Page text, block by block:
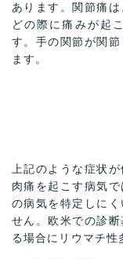
あります。関節痛
どの際に痛みが起
す。手の関節が関
ます。
上記のような症状
肉痛を起こす病気
の病気を特定しに
せん。欧米での診
る場合にリウマチ性